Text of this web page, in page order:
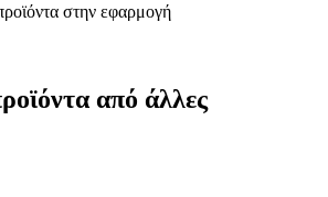
στην εφαρμογή
από άλλες